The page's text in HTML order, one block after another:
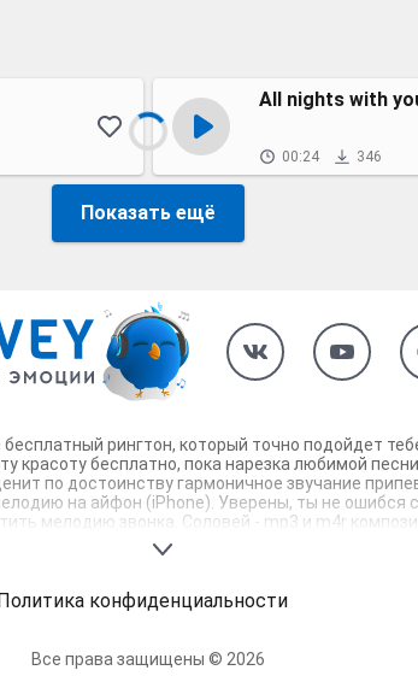
All nights with
00:24 346
Показать ещё
рингтон, который точно подойдет
бесплатно, пока нарезка любимой
по достоинству гармоничное звучание
на айфон (iPhone). Уверены, ты не
мелодию звонка. Соловей - mp3 и m4r
конфиденциальности
Все права защищены © 2026